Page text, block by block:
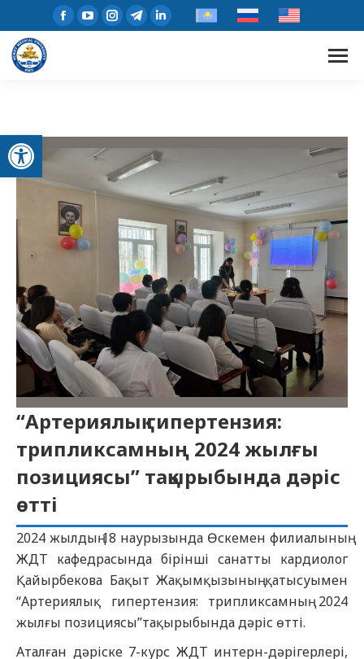
Open toolbar
“Артериялық гипертензия:
трипликсамның 2024 жылғы
позициясы” тақырыбында дәріс
өтті
2024 жылдың 18 наурызында Өскемен филиалының
ЖДТ кафедрасында бірінші санатты кардиолог
Қайырбекова Бақыт Жақымқызының қатысуымен
“Артериялық гипертензия: трипликсамның 2024
жылғы позициясы”тақырыбында дәріс өтті.
Аталған дәріске 7-курс ЖДТ интерн-дәрігерлері,